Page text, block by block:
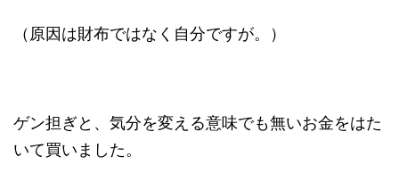
（原因は財布ではなく自分ですが。）
ゲン担ぎと、気分を変える意味でも無いお金をはた
いて買いました。